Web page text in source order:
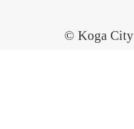
© Koga City